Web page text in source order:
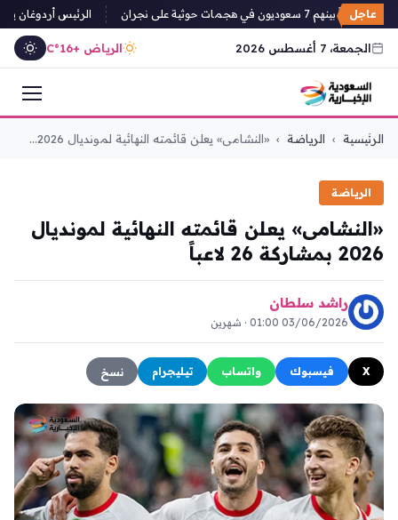
عاجل الرئيس أردوغان
الجمعة، 7 أغسطس 2026 الرياض +16°C
التجاوز
الرئيسية › الرياضة › «النشامى» يعلن قائمته النهائية لمونديال 2026...
الرياضة
«النشامى» يعلن قائمته النهائية لمونديال
2026 بمشاركة 26 لاعباً
راشد سلطان
03/06/2026 01:00 · شهرين
X فيسبوك واتساب تيليجرام نسخ